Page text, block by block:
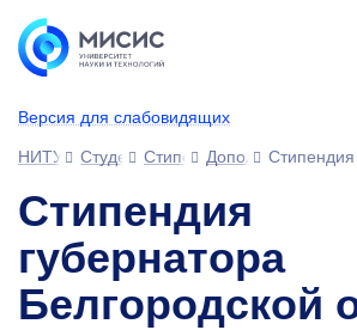
Версия для слабовидящих
НИТУ МИСИС
СтудентамСтипендии и выплаты
Дополнительные
Стипендия
Стипендия
губернатора
Белгородской